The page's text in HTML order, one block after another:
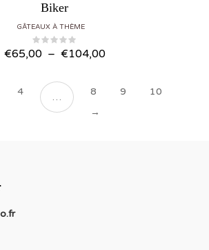
Biker
GÂTEAUX À THÈME
€65,00 – €104,00Plage de prix : €65,00 à €104,00
4 … 8 9
10
→